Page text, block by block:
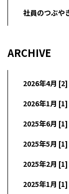
社員のつぶや
ARCHIVE
2026年4月 [2]
2026年1月 [1]
2025年6月 [1]
2025年5月 [1]
2025年2月 [1]
2025年1月 [1]